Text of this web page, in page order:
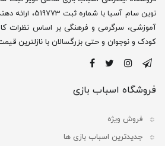
نوین سام آسیا با
آموزشی، سرگرمی و فرهنگی بر اساس نظرات
کودک و نوجوان و حتی بزرگسالان با نازلترین
فروشگاه اسباب بازی
فروش ویژه
جدیدترین اسباب بازی ها